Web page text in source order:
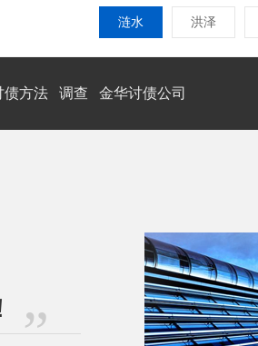
涟水 洪泽
债方法 调查 金华讨债公司